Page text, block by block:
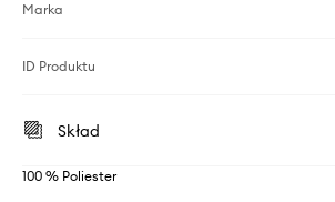
Marka
ID Produktu
Skład
100 % Poliester